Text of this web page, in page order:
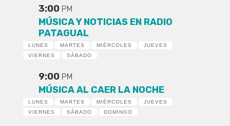
3:00 PM
MÚSICA Y NOTICIAS EN RADIO
PATAGUAL
LUNES MARTES MIÉRCOLES
JUEVES
VIERNES
SÁBADO
9:00 PM
MÚSICA AL CAER LA NOCHE
LUNES MARTES MIÉRCOLES
JUEVES
VIERNES
SÁBADO DOMINGO